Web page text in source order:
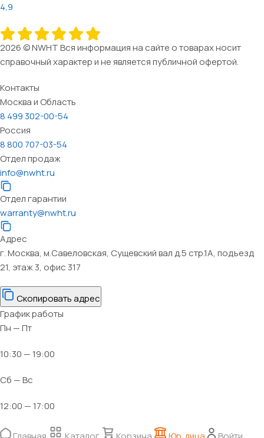
4,9
2026 © NWHT Вся информация на сайте о товарах носит
справочный характер и не является публичной офертой.
Контакты
Москва и Область
8 499 302-00-54
Россия
8 800 707-03-54
Отдел продаж
info@nwht.ru
Отдел гарантии
warranty@nwht.ru
Адрес
г. Москва, м.Савеловская, Сущевский вал д.5 стр.1А, подъезд
21, этаж 3, офис 317
Скопировать адрес
График работы
Пн — Пт
10:30 — 19:00
Сб — Вс
12:00 — 17:00